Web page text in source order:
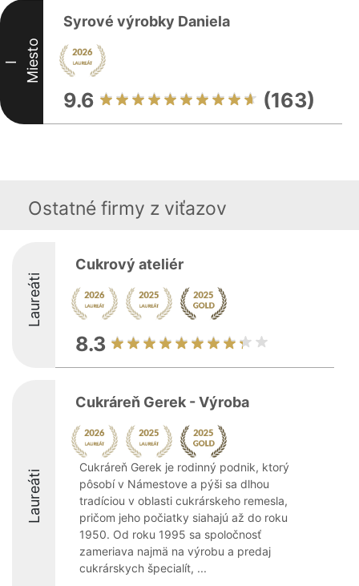
I Miesto
Syrové výrobky Daniela
9.6 (163)
Ostatné firmy z viťazov
Laureáti
Cukrový ateliér
8.3
Laureáti
Cukráreň Gerek - Výroba
Cukráreň Gerek je rodinný podnik, ktorý
pôsobí v Námestove a pýši sa dlhou
tradíciou v oblasti cukrárskeho remesla,
pričom jeho počiatky siahajú až do roku
1950. Od roku 1995 sa spoločnosť
zameriava najmä na výrobu a predaj
cukrárskych špecialít, ...